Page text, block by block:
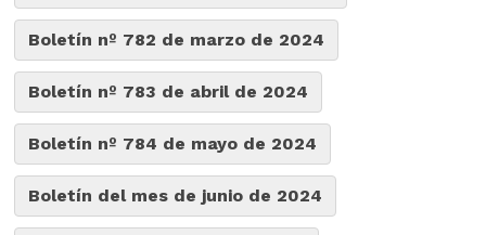
Boletín nº 782 de marzo de 2024
Boletín nº 783 de abril de 2024
Boletín nº 784 de mayo de 2024
Boletín del mes de junio de 2024